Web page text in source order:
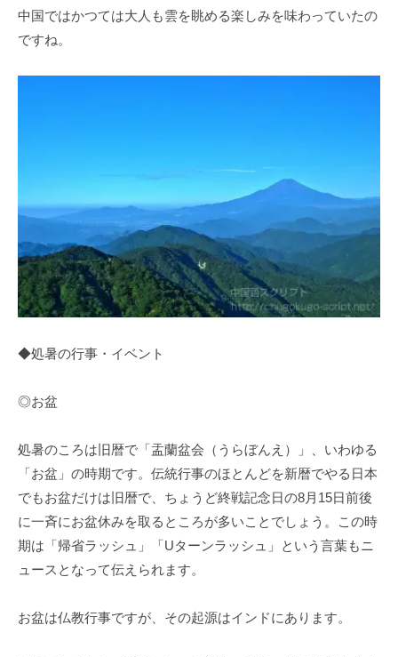
中国ではかつては大人も雲を眺める楽しみを味わっていたの
ですね。
◆処暑の行事・イベント
◎お盆
処暑のころは旧暦で「盂蘭盆会（うらぼんえ）」、いわゆる
「お盆」の時期です。伝統行事のほとんどを新暦でやる日本
でもお盆だけは旧暦で、ちょうど終戦記念日の8月15日前後
に一斉にお盆休みを取るところが多いことでしょう。この時
期は「帰省ラッシュ」「Uターンラッシュ」という言葉もニ
ュースとなって伝えられます。
お盆は仏教行事ですが、その起源はインドにあります。